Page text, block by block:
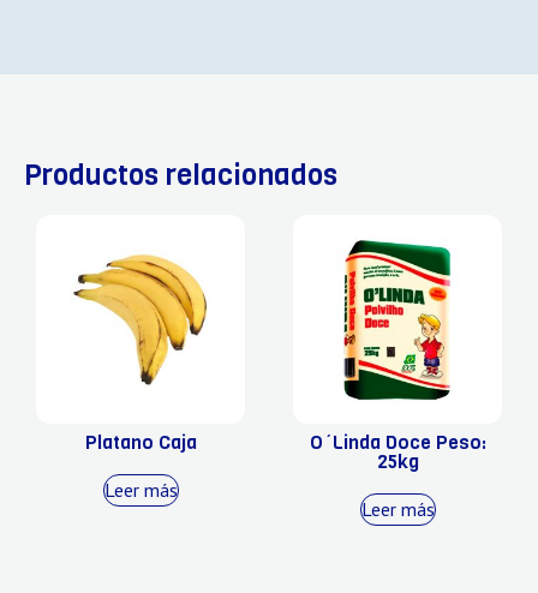
Productos relacionados
Platano Caja
Leer más
O´Linda Doce Peso:
25kg
Leer más